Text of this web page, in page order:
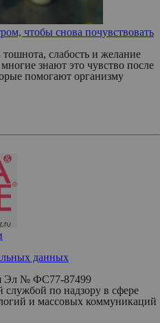
чтобы снова почувствовать
тошнота, слабость и желание
знают это чувство после
помогают организму
данных
Эл № ФС77-87499
службой по надзору в сфере
и массовых коммуникаций